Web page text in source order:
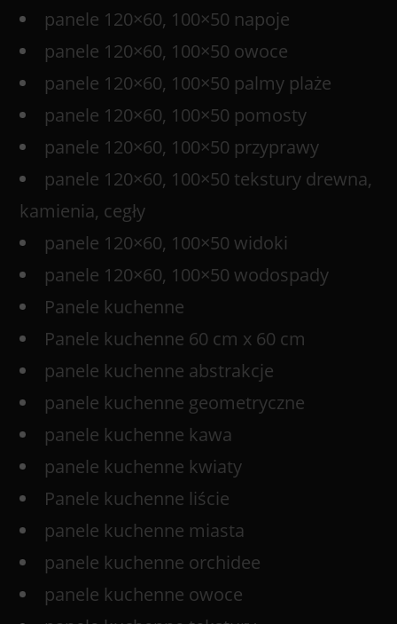
panele 120×60, 100×50 napoje
panele 120×60, 100×50 owoce
panele 120×60, 100×50 palmy plaże
panele 120×60, 100×50 pomosty
panele 120×60, 100×50 przyprawy
panele 120×60, 100×50 tekstury drewna,
kamienia, cegły
panele 120×60, 100×50 widoki
panele 120×60, 100×50 wodospady
Panele kuchenne
Panele kuchenne 60 cm x 60 cm
panele kuchenne abstrakcje
panele kuchenne geometryczne
panele kuchenne kawa
panele kuchenne kwiaty
Panele kuchenne liście
panele kuchenne miasta
panele kuchenne orchidee
panele kuchenne owoce